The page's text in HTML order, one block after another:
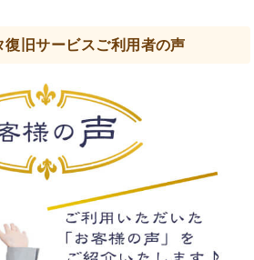
復旧サービスご利用者の声